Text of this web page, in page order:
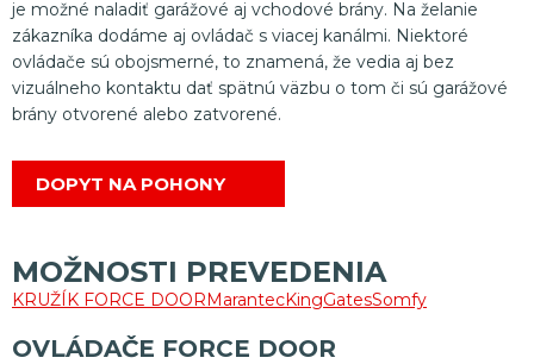
je možné naladiť garážové aj vchodové brány. Na želanie
zákazníka dodáme aj ovládač s viacej kanálmi. Niektoré
ovládače sú obojsmerné, to znamená, že vedia aj bez
vizuálneho kontaktu dať spätnú väzbu o tom či sú garážové
brány otvorené alebo zatvorené.
DOPYT NA POHONY
MOŽNOSTI PREVEDENIA
KRUŽÍK FORCE DOORMarantecKingGatesSomfy
OVLÁDAČE FORCE DOOR